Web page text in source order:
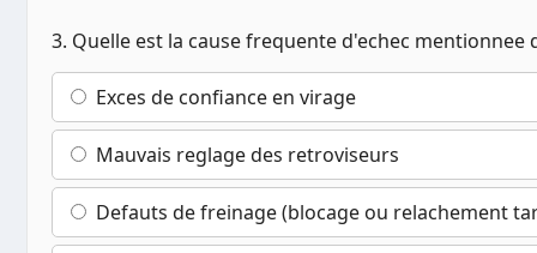
3. Quelle est la cause frequente d'echec mentionnee
Exces de confiance en virage
Mauvais reglage des retroviseurs
Defauts de freinage (blocage ou relachement